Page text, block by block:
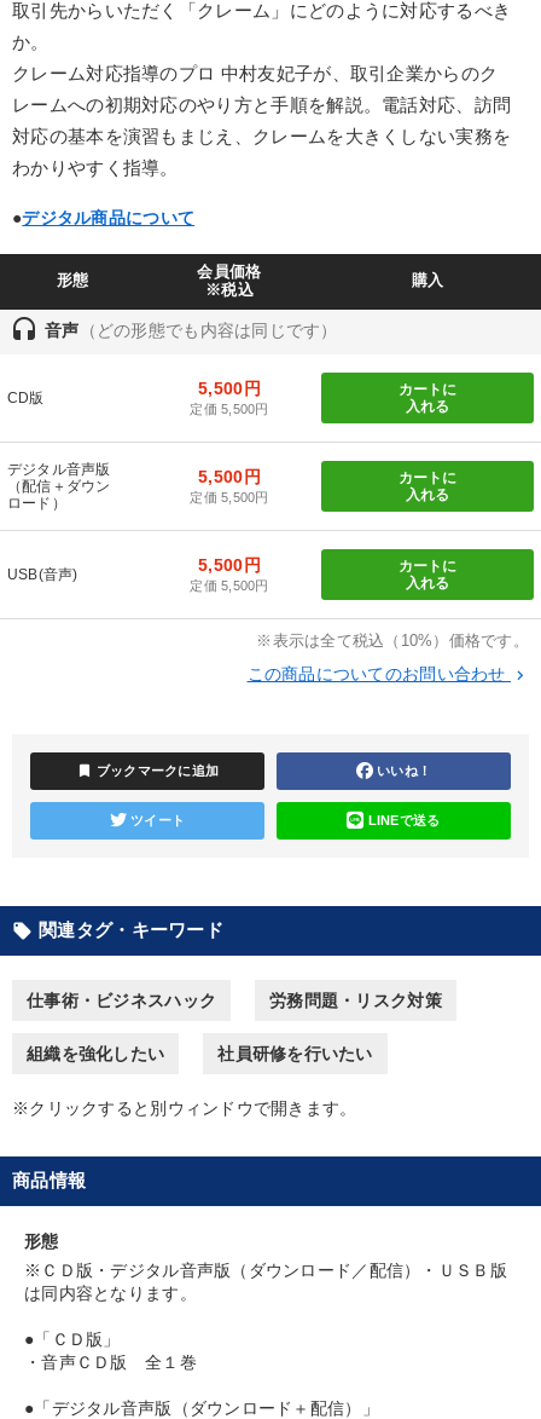
IT・サービス・金融業 コンサルタント 専門家
キーワード
リベラルアーツ
refresh 更新する
全国経営者セミナー収録物以外の経営教材（全762タイトル）からお探
しいただけます
全国経営者セミナー収録〈売れ筋・人気ランキング〉＆新刊・好
最新トレンドと時代の潮流を押さえる
147回春季大会 歴史・古典に学ぶ実務講話
最新技術・トレンド
【最新刊】時代を超える経営150の言葉＋社長のスピーチ・話材
組織を強化したい 財務・数字力の向上 発想力を磨きたい
販売力を強化したい
取引先からいただく「クレーム」にどのように対応するべき
か。
クレーム対応指導のプロ 中村友妃子が、取引企業からのク
レームへの初期対応のやり方と手順を解説。電話対応、訪問
対応の基本を演習もまじえ、クレームを大きくしない実務を
わかりやすく指導。
●デジタル商品について
形態
会員価格
※税込
購入
headset 音声 （どの形態でも内容は同じです）
CD版 5,500円
定価 5,500円
カートに
入れる
デジタル音声版
（配信＋ダウン
ロード）
5,500円
定価 5,500円
カートに
入れる
USB(音声) 5,500円
定価 5,500円
カートに
入れる
※表示は全て税込（10%）価格です。
この商品についてのお問い合わせ keyboard_arrow_right
bookmark ブックマークに追加 いいね！
ツイート LINEで送る
local_offer 関連タグ・キーワード
仕事術・ビジネスハック 労務問題・リスク対策
組織を強化したい 社員研修を行いたい
※クリックすると別ウィンドウで開きます。
商品情報
形態
※ＣＤ版・デジタル音声版（ダウンロード／配信）・ＵＳＢ版
は同内容となります。
●「ＣＤ版」
・音声ＣＤ版 全１巻
●「デジタル音声版（ダウンロード＋配信）」